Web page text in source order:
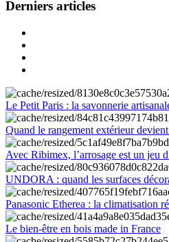
Derniers articles
Le Petit Paris : la savonnerie
Quand le rangement extérieur
Avec Ribimex, l’arrosage est un jeu
UNDORA : quand les surfaces
Panasonic Etherea : la climatisation
Le bien-être en bois made in France